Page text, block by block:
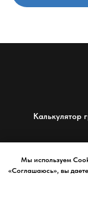
Мы используем
«Соглашаюсь», вы
Калькулятор